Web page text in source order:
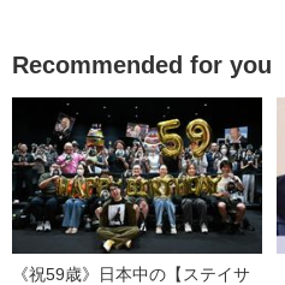
Recommended for you
《祝59歳》日本中の【ステイサ